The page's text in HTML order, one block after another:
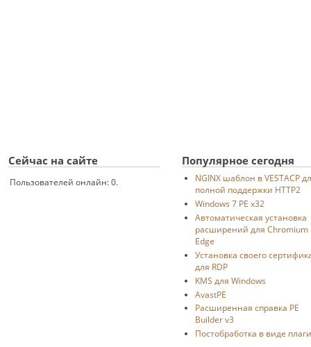
Сейчас на сайте
Пользователей онлайн: 0.
Популярное сегодня
NGINX шаблон в VESTACP
полной поддержки HTTP2
Windows 7 PE x32
Автоматическая установка
расширений для Chromium
Edge
Установка своего
для RDP
KMS для Windows
AvastPE
Расширенная справка PE
Builder v3
Постобработка в виде